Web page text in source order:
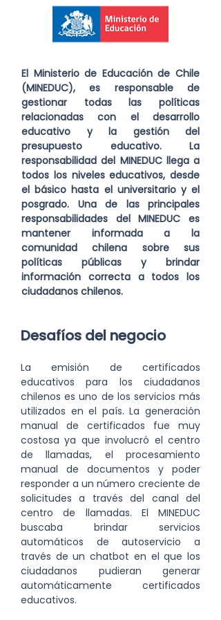
El Ministerio de Educación de Chile
(MINEDUC), es responsable de
gestionar todas las políticas
relacionadas con el desarrollo
educativo y la gestión del
presupuesto educativo. La
responsabilidad del MINEDUC llega a
todos los niveles educativos, desde
el básico hasta el universitario y el
posgrado. Una de las principales
responsabilidades del MINEDUC es
mantener informada a la
comunidad chilena sobre sus
políticas públicas y brindar
información correcta a todos los
ciudadanos chilenos.
Desafíos del negocio
La emisión de certificados
educativos para los ciudadanos
chilenos es uno de los servicios más
utilizados en el país. La generación
manual de certificados fue muy
costosa ya que involucró el centro
de llamadas, el procesamiento
manual de documentos y poder
responder a un número creciente de
solicitudes a través del canal del
centro de llamadas. El MINEDUC
buscaba brindar servicios
automáticos de autoservicio a
través de un chatbot en el que los
ciudadanos pudieran generar
automáticamente certificados
educativos.